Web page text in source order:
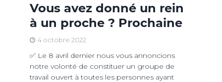
Vous avez donné un rein
à un proche ? Prochaine
4 octobre 2022
✅ Le 8 avril dernier nous vous annoncions
notre volonté de constituer un groupe de
travail ouvert à toutes les personnes ayant